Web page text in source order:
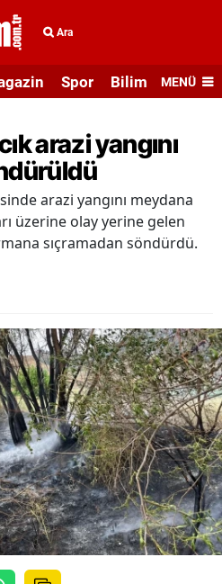
Ara
Spor Bilim veMENÜ
arazi yangını
arazi yangını meydana
üzerine olay yerine gelen
sıçramadan söndürdü.